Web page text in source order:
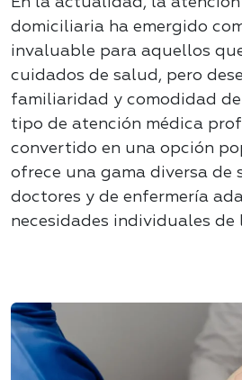
domiciliaria ha emergido
invaluable para aquellos
cuidados de salud, pero
familiaridad y comodidad de
tipo de atención médica
convertido en una opción
ofrece una gama diversa de
doctores y de enfermería
necesidades individuales de